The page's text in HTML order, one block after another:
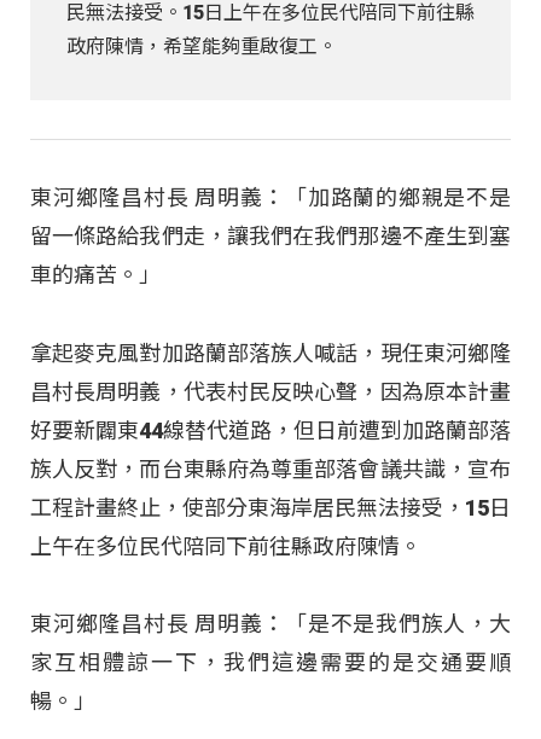
民無法接受。15日上午在多位民代陪同下前往縣
政府陳情，希望能夠重啟復工。
東河鄉隆昌村長 周明義：「加路蘭的鄉親是不是
留一條路給我們走，讓我們在我們那邊不產生到塞
車的痛苦。」
拿起麥克風對加路蘭部落族人喊話，現任東河鄉隆
昌村長周明義，代表村民反映心聲，因為原本計畫
好要新闢東44線替代道路，但日前遭到加路蘭部落
族人反對，而台東縣府為尊重部落會議共識，宣布
工程計畫終止，使部分東海岸居民無法接受，15日
上午在多位民代陪同下前往縣政府陳情。
東河鄉隆昌村長 周明義：「是不是我們族人，大
家互相體諒一下，我們這邊需要的是交通要順
暢。」